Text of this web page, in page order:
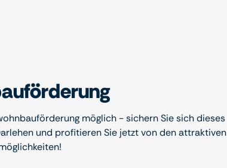
möglich - sichern Sie sich dieses
und profitieren Sie jetzt von den attraktiven